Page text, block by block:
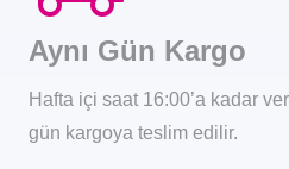
Aynı Gün Kargo
Hafta içi saat 16:00’a kadar
gün kargoya teslim edilir.